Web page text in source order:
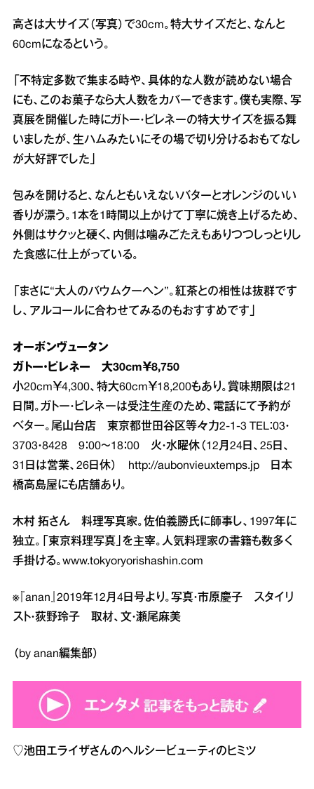
高さは大サイズ（写真）で30cm。特大サイズだと、なんと
60cmになるという。
「不特定多数で集まる時や、具体的な人数が読めない場合
にも、このお菓子なら大人数をカバーできます。僕も実際、写
真展を開催した時にガトー・ピレネーの特大サイズを振る舞
いましたが、生ハムみたいにその場で切り分けるおもてなし
が大好評でした」
包みを開けると、なんともいえないバターとオレンジのいい
香りが漂う。1本を1時間以上かけて丁寧に焼き上げるため、
外側はサクッと硬く、内側は噛みごたえもありつつしっとりし
た食感に仕上がっている。
「まさに“大人のバウムクーヘン”。紅茶との相性は抜群です
し、アルコールに合わせてみるのもおすすめです」
オーボンヴュータン
ガトー・ピレネー 大30cm￥8,750
小20cm￥4,300、特大60cm￥18,200もあり。賞味期限は21
日間。ガトー・ピレネーは受注生産のため、電話にて予約が
ベター。尾山台店 東京都世田谷区等々力2‐1‐3 TEL：03・
3703・8428 9：00～18：00 火・水曜休（12月24日、25日、
31日は営業、26日休）
http://aubonvieuxtemps.jp 日本
橋高島屋にも店舗あり。
木村 拓さん 料理写真家。佐伯義勝氏に師事し、1997年に
独立。「東京料理写真」を主宰。人気料理家の書籍も数多く
手掛ける。 www.tokyoryorishashin.com
※『anan』2019年12月4日号より。写真・市原慶子 スタイリ
スト・荻野玲子 取材、文・瀬尾麻美
（by anan編集部）
♡池田エライザさんのヘルシービューティのヒミツ